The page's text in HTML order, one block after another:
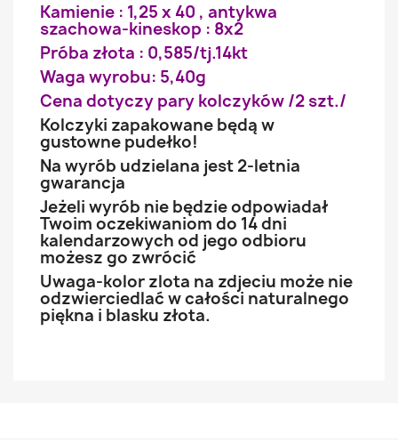
Kamienie : 1,25 x 40 , antykwa
szachowa-kineskop : 8x2
Próba złota : 0,585/tj.14kt
Waga wyrobu: 5,40g
Cena dotyczy pary kolczyków /2 szt./
Kolczyki zapakowane będą w
gustowne pudełko!
Na wyrób udzielana jest 2-letnia
gwarancja
Jeżeli wyrób nie będzie odpowiadał
Twoim oczekiwaniom do 14 dni
kalendarzowych od jego odbioru
możesz go zwrócić
Uwaga-kolor zlota na zdjeciu może nie
odzwierciedlać w całości naturalnego
piękna i blasku złota.